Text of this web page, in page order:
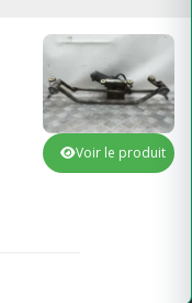
Voir le produit